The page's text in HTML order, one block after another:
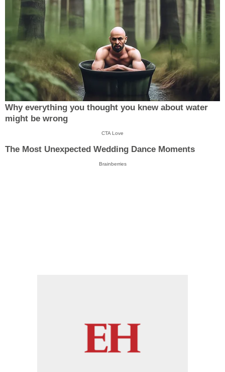
Why everything you thought you knew about water
might be wrong
CTA Love
The Most Unexpected Wedding Dance Moments
Brainberries